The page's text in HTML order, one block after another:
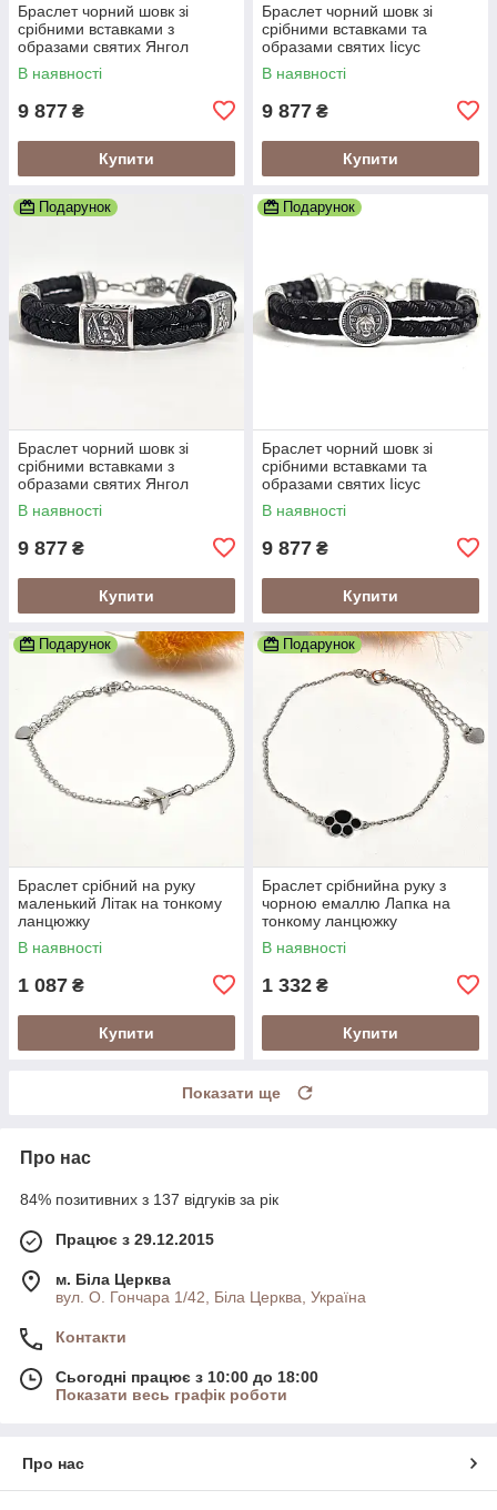
Браслет чорний шовк зі
срібними вставками з
образами святих Янгол
Охоронець
В наявності
9 877 ₴
Купити
Браслет чорний шовк зі
срібними вставками та
образами святих Іісус
Христос
В наявності
9 877 ₴
Купити
Подарунок
Браслет чорний шовк зі
срібними вставками з
образами святих Янгол
Охоронець
В наявності
9 877 ₴
Купити
Подарунок
Браслет чорний шовк зі
срібними вставками та
образами святих Іісус
Христос
В наявності
9 877 ₴
Купити
Подарунок
Браслет срібний на руку
маленький Літак на тонкому
ланцюжку
В наявності
1 087 ₴
Купити
Подарунок
Браслет срібнийна руку з
чорною емаллю Лапка на
тонкому ланцюжку
В наявності
1 332 ₴
Купити
Показати ще
Про нас
84% позитивних з 137 відгуків за рік
Працює з 29.12.2015
м. Біла Церква
вул. О. Гончара 1/42, Біла Церква, Україна
Контакти
Сьогодні працює з 10:00 до 18:00
Показати весь графік роботи
Про нас